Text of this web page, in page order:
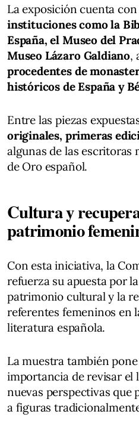
La exposición cuenta
instituciones como la
España, el Museo del
Museo Lázaro Galdiano,
procedentes de
históricos de España y
Entre las piezas
originales, primeras
algunas de las escritoras
de Oro español.
Cultura y
patrimonio
Con esta iniciativa, la
refuerza su apuesta por
patrimonio cultural y la
referentes femeninos en
literatura española.
La muestra también
importancia de revisar el
nuevas perspectivas
a figuras